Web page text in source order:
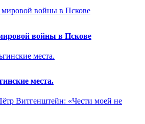
войны в Пскове
места.